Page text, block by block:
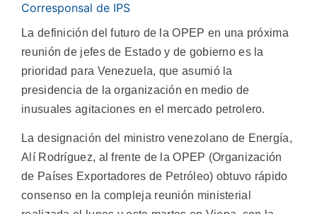
Corresponsal de IPS
La definición del futuro de la OPEP en una próxima
reunión de jefes de Estado y de gobierno es la
prioridad para Venezuela, que asumió la
presidencia de la organización en medio de
inusuales agitaciones en el mercado petrolero.
La designación del ministro venezolano de Energía,
Alí Rodríguez, al frente de la OPEP (Organización
de Países Exportadores de Petróleo) obtuvo rápido
consenso en la compleja reunión ministerial